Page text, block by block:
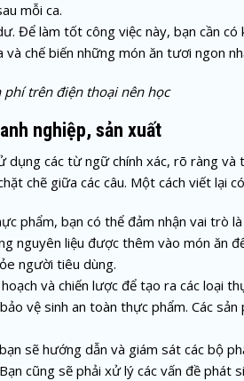
mỗi ca.
Để làm tốt công việc này, bạn cần có
chế biến những món ăn tươi ngon
trên điện thoại nên học
nghiệp, sản xuất
các từ ngữ chính xác, rõ ràng và
chẽ giữa các câu. Một cách viết lại
phẩm, bạn có thể đảm nhận vai trò
nguyên liệu được thêm vào món ăn
người tiêu dùng.
và chiến lược để tạo ra các loại
vệ sinh an toàn thực phẩm. Các sản
sẽ hướng dẫn và giám sát các bộ
cũng sẽ phải xử lý các vấn đề phát